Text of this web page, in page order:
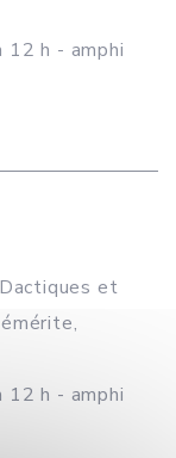
h - amphi
et
h - amphi